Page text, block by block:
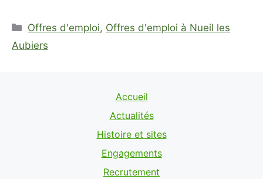
Catégories
Offres d'emploi, Offres d'emploi à Nueil les
Aubiers
Accueil
Actualités
Histoire et sites
Engagements
Recrutement